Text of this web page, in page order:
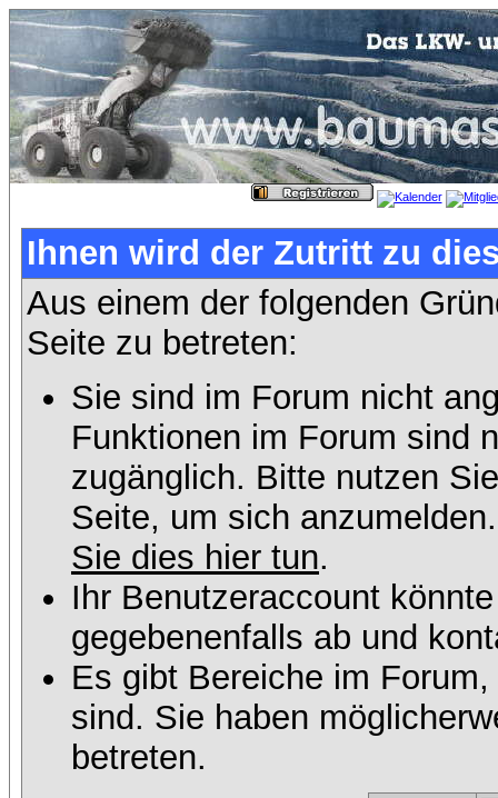
Ihnen wird der Zutritt zu
Aus einem der folgenden
Seite zu betreten:
Sie sind im Forum nicht
Funktionen im Forum sind
zugänglich. Bitte nutzen
Seite, um sich
Sie dies hier tun.
Ihr Benutzeraccount
gegebenenfalls ab und
Es gibt Bereiche im
sind. Sie haben
betreten.